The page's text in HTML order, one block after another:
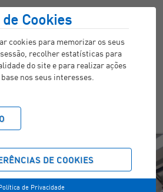
Cookies
cookies para memorizar os seus
recolher estatísticas para
do site e para realizar ações
nos seus interesses.
DE COOKIES
de Privacidade